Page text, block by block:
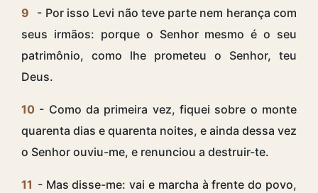
9
- Por isso Levi não teve parte nem herança com
seus irmãos: porque o Senhor mesmo é o seu
patrimônio, como lhe prometeu o Senhor, teu
Deus.
10 - Como da primeira vez, fiquei sobre o monte
quarenta dias e quarenta noites, e ainda dessa vez
o Senhor ouviu-me, e renunciou a destruir-te.
11 - Mas disse-me: vai e marcha à frente do povo,